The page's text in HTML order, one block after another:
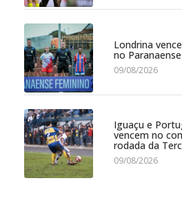
Londrina
no
09/08/2026
Iguaçu e
vencem no
rodada da
09/08/2026